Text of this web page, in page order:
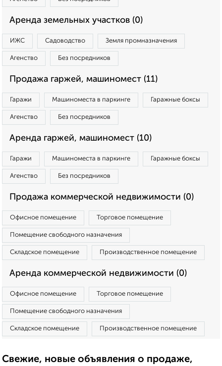
Аренда земельных участков (0)
ИЖС Садоводство Земля промназначения
Агенство Без посредников
Продажа гаржей, машиномест (11)
Гаражи Машиноместа в паркинге Гаражные боксы
Агенство Без посредников
Аренда гаржей, машиномест (10)
Гаражи Машиноместа в паркинге Гаражные боксы
Агенство Без посредников
Продажа коммерческой недвижимости (0)
Офисное помещение Торговое помещение
Помещение свободного назначения
Складское помещение Производственное помещение
Аренда коммерческой недвижимости (0)
Офисное помещение Торговое помещение
Помещение свободного назначения
Складское помещение Производственное помещение
Свежие, новые объявления о продаже,